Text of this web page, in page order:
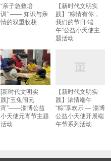
“亲子急救培
训” —— 知识与亲
情的双重收获
【新时代文明实
践】“粽情有你，
我们的节日·端
午”公益小天使主
题活动
[新时代文明实
践]“玉兔闹元
宵”——淄博公益
小天使元宵节主题
活动
【新时代文明实
践】浓情端午
“粽”享欢乐 — 淄博
公益小天使开展端
午节系列活动